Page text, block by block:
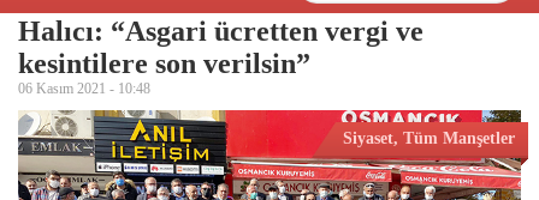
Halıcı: “Asgari ücretten vergi ve
kesintilere son verilsin”
06 Kasım 2021 - 10:48
Siyaset, Tüm Manşetler